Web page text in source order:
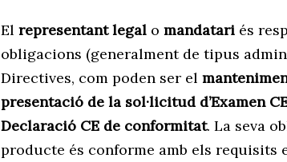
El representant legal o mandatari és
obligacions (generalment de tipus
Directives, com poden ser el
presentació de la sol·licitud d’Examen
Declaració CE de conformitat. La seva
producte és conforme amb els